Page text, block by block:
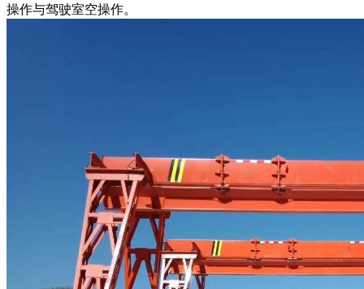
操作与驾驶室空操作。